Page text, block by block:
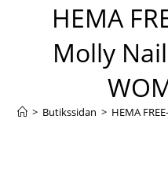
HEMA
Molly
> Butikssidan > HEMA